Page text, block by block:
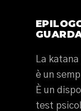
La
è un
È un
test